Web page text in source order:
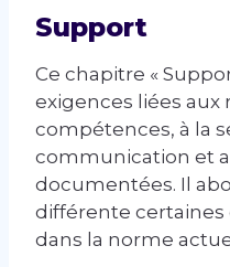
Support
Ce chapitre «
exigences liées aux
compétences, à la
communication et
documentées. Il
différente certaines
dans la norme